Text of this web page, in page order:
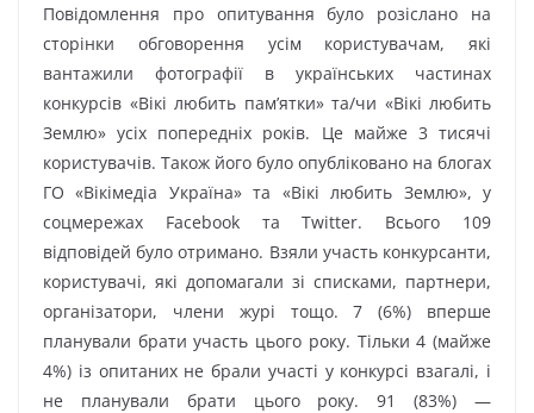
Повідомлення про опитування було розіслано на
сторінки обговорення усім користувачам, які
вантажили фотографії в українських частинах
конкурсів «Вікі любить пам’ятки» та/чи «Вікі любить
Землю» усіх попередніх років. Це майже 3 тисячі
користувачів. Також його було опубліковано на блогах
ГО «Вікімедіа Україна» та «Вікі любить Землю», у
соцмережах Facebook та Twitter. Всього 109
відповідей було отримано. Взяли участь конкурсанти,
користувачі, які допомагали зі списками, партнери,
організатори, члени журі тощо. 7 (6%) вперше
планували брати участь цього року. Тільки 4 (майже
4%) із опитаних не брали участі у конкурсі взагалі, і
не планували брати цього року. 91 (83%) —